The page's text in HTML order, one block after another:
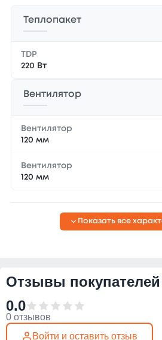
Теплопакет
TDP
220 Вт
Вентилятор
Вентилятор
120 мм
Вентилятор
120 мм
Показать все
Отзывы покупателей
0.0
0 отзывов
Войти и оставить отзыв